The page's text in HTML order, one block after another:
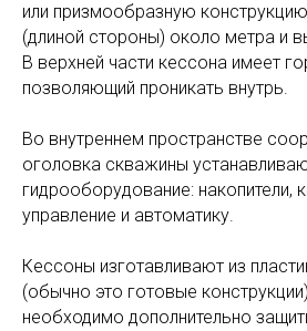
или призмообразную
(длиной стороны) около метра и
В верхней части кессона имеет
позволяющий проникать внутрь.
Во внутреннем пространстве
оголовка скважины
гидрооборудование: накопители,
управление и автоматику.
Кессоны изготавливают из
(обычно это готовые
необходимо дополнительно